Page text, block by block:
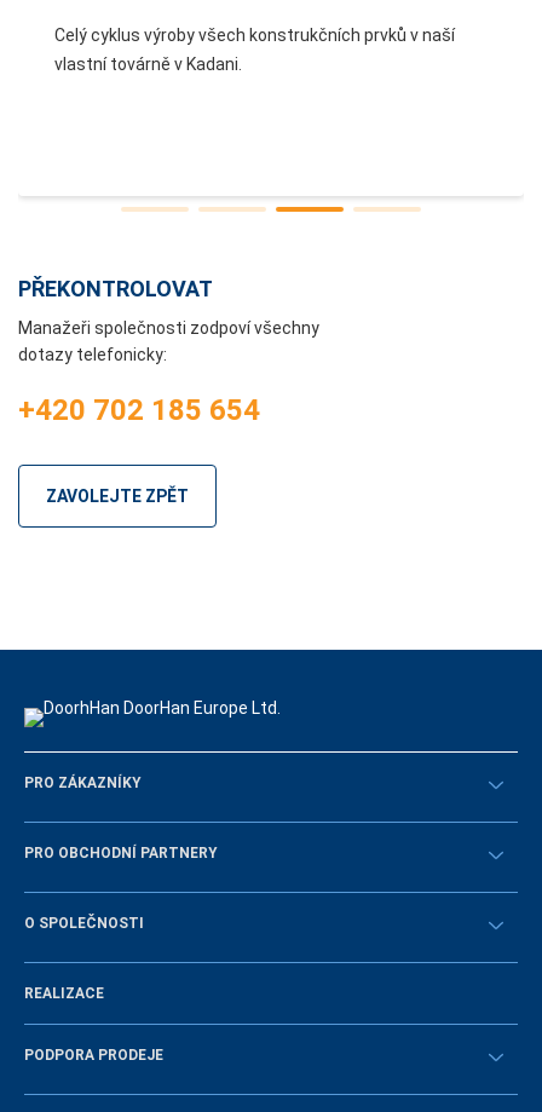
Celý cyklus výroby všech konstrukčních prvků v naší
vlastní továrně v Kadani.
PŘEKONTROLOVAT
Manažeři společnosti zodpoví všechny
dotazy telefonicky:
+420 702 185 654
ZAVOLEJTE ZPĚT
PRO ZÁKAZNÍKY
Překontrolovat
PRO OBCHODNÍ PARTNERY
STAŇTE SE OBCHODNÍM PARTNEREM
O SPOLEČNOSTI
Historie společnosti
Novinky
REALIZACE
PODPORA PRODEJE
Návody